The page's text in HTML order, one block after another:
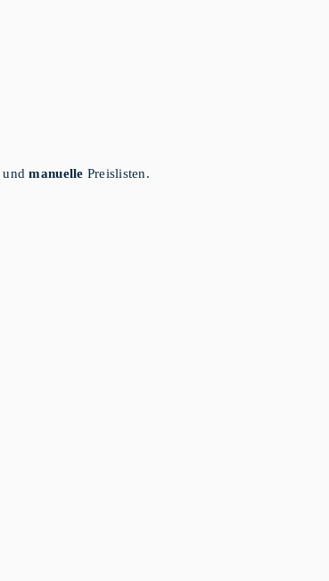
undmanuelle Preislisten.